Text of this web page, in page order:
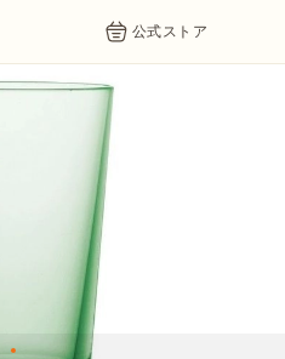
公式ストア